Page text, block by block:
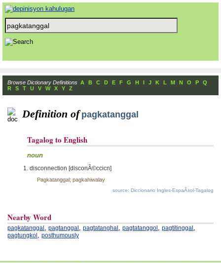
Browse Dictionary Definitions A B C D E F G H I J K L M N O P
Q
R
S T U V W X Y Z
Definition of pagkatanggal
Tagalog to English
noun
disconnection [disconÃ©ccicn]
Pagkatanggal; pagkahiwalay
source: Diccionario Ingles-EspaÃ±ol-Tagalog
Nearby Word
pagkatanggal , pagtanggal , pagtatanghal , pagtatanggol , pagtitinggal ,
pagtungkol , posthumously